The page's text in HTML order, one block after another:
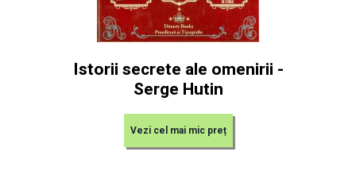
Istorii secrete ale omenirii -
Serge Hutin
Vezi cel mai mic preț